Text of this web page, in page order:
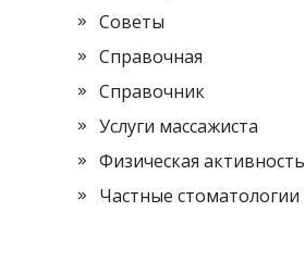
Советы
Справочная
Справочник
Услуги массажиста
Физическая активность
Частные стоматологии